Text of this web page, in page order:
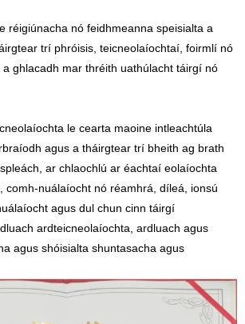
réigiúnacha nó feidhmeanna speisialta a
trí phróisis, teicneolaíochtaí, foirmlí nó
ghlacadh mar thréith uathúlacht táirgí nó
le cearta maoine intleachtúla
agus a tháirgtear trí bheith ag brath
ar chlaochlú ar éachtaí eolaíochta
comh-nuálaíocht nó réamhrá, díleá, ionsú
agus dul chun cinn táirgí
ardteicneolaíochta, ardluach agus
agus shóisialta shuntasacha agus